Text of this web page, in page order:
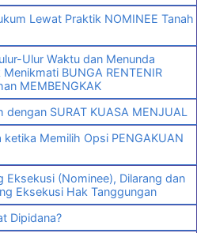
Lewat Praktik NOMINEE Tanah
Ulur Waktu dan Menunda
BUNGA RENTENIR
MEMBENGKAK
SURAT KUASA MENJUAL
Memilih Opsi PENGAKUAN
Eksekusi (Nominee), Dilarang dan
Eksekusi Hak Tanggungan
Dipidana?